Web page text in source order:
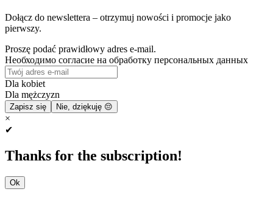
Dołącz do newslettera – otrzymuj nowości i promocje jako
pierwszy.
Proszę podać prawidłowy adres e-mail.
Необходимо согласие на обработку персональных данных
Dla kobiet
Dla mężczyzn
Zapisz się Nie, dziękuję 😔
×
✔
Thanks for the subscription!
Ok